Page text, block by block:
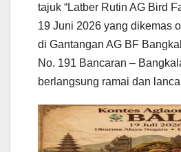
tajuk “Latber Rutin AG Bird
19 Juni 2026 yang dikemas
di Gantangan AG BF
No. 191 Bancaran –
berlangsung ramai dan